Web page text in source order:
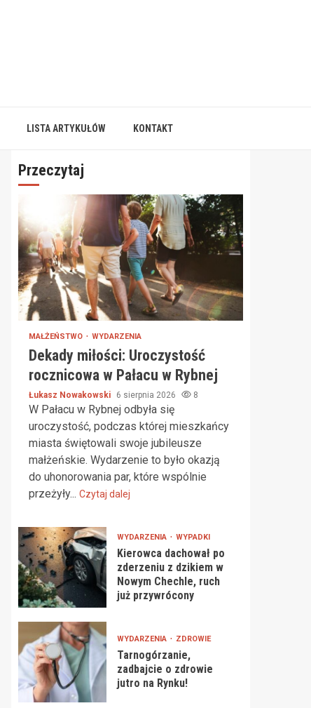
LISTA ARTYKUŁÓW KONTAKT
Przeczytaj
MAŁŻEŃSTWO WYDARZENIA
Dekady miłości: Uroczystość
rocznicowa w Pałacu w Rybnej
Łukasz Nowakowski 6 sierpnia 2026 8
W Pałacu w Rybnej odbyła się
uroczystość, podczas której mieszkańcy
miasta świętowali swoje jubileusze
małżeńskie. Wydarzenie to było okazją
do uhonorowania par, które wspólnie
przeżyły... Czytaj dalej
WYDARZENIA WYPADKI
Kierowca dachował po
zderzeniu z dzikiem w
Nowym Chechle, ruch
już przywrócony
WYDARZENIA ZDROWIE
Tarnogórzanie,
zadbajcie o zdrowie
jutro na Rynku!